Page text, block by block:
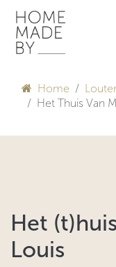
Overslaan naar inhoud
Home
Het Thuis Van
Het
Louis